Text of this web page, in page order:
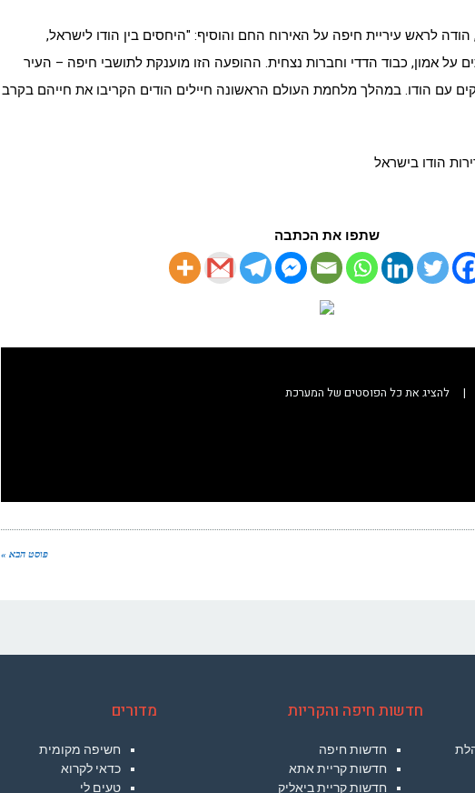
הודה לראש עיריית חיפה על האירוח החם והוסיף: "היחסים בין הודו לישראל,
על אמון, כבוד הדדי וחברות נצחית. ההופעה הזו מוענקת לתושבי חיפה – העיר
עם הודו. במהלך מלחמת העולם הראשונה חיילים הודים הקריבו את חייהם בקרב
הודו בישראל
שתפו את הכתבה
| להציג את כל הפוסטים של המערכת
פוסט הבא »
חדשות חיפה והקריות
חדשות חיפה
חדשות קריית אתא
חדשות קריית ביאליק
מדורים
חשיפה מקומית
כדאי לקרוא
טעים לי